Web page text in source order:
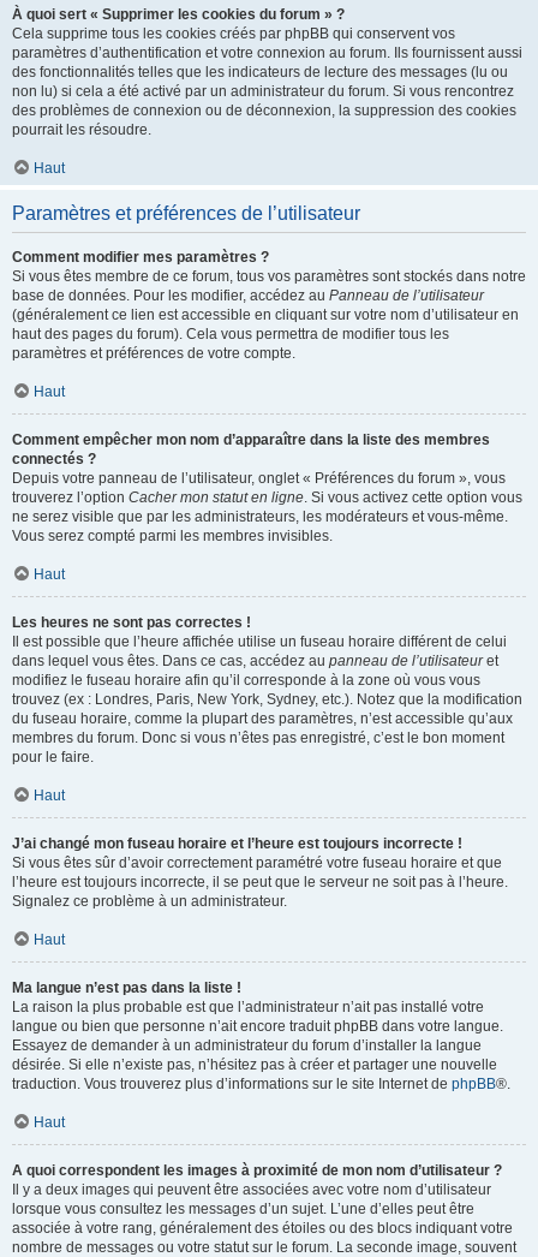
À quoi sert « Supprimer les cookies du forum » ?
Cela supprime tous les cookies créés par phpBB qui conservent vos
paramètres d’authentification et votre connexion au forum. Ils fournissent aussi
des fonctionnalités telles que les indicateurs de lecture des messages (lu ou
non lu) si cela a été activé par un administrateur du forum. Si vous rencontrez
des problèmes de connexion ou de déconnexion, la suppression des cookies
pourrait les résoudre.
Haut
Paramètres et préférences de l’utilisateur
Comment modifier mes paramètres ?
Si vous êtes membre de ce forum, tous vos paramètres sont stockés dans notre
base de données. Pour les modifier, accédez au Panneau de l’utilisateur
(généralement ce lien est accessible en cliquant sur votre nom d’utilisateur en
haut des pages du forum). Cela vous permettra de modifier tous les
paramètres et préférences de votre compte.
Haut
Comment empêcher mon nom d’apparaître dans la liste des membres
connectés ?
Depuis votre panneau de l’utilisateur, onglet « Préférences du forum », vous
trouverez l’option Cacher mon statut en ligne. Si vous activez cette option vous
ne serez visible que par les administrateurs, les modérateurs et vous-même.
Vous serez compté parmi les membres invisibles.
Haut
Les heures ne sont pas correctes !
Il est possible que l’heure affichée utilise un fuseau horaire différent de celui
dans lequel vous êtes. Dans ce cas, accédez au panneau de l’utilisateuret
modifiez le fuseau horaire afin qu’il corresponde à la zone où vous vous
trouvez (ex : Londres, Paris, New York, Sydney, etc.). Notez que la modification
du fuseau horaire, comme la plupart des paramètres, n’est accessible qu’aux
membres du forum. Donc si vous n’êtes pas enregistré, c’est le bon moment
pour le faire.
Haut
J’ai changé mon fuseau horaire et l’heure est toujours incorrecte !
Si vous êtes sûr d’avoir correctement paramétré votre fuseau horaire et que
l’heure est toujours incorrecte, il se peut que le serveur ne soit pas à l’heure.
Signalez ce problème à un administrateur.
Haut
Ma langue n’est pas dans la liste !
La raison la plus probable est que l’administrateur n’ait pas installé votre
langue ou bien que personne n’ait encore traduit phpBB dans votre langue.
Essayez de demander à un administrateur du forum d’installer la langue
désirée. Si elle n’existe pas, n’hésitez pas à créer et partager une nouvelle
traduction. Vous trouverez plus d’informations sur le site Internet de phpBB®.
Haut
A quoi correspondent les images à proximité de mon nom d’utilisateur ?
Il y a deux images qui peuvent être associées avec votre nom d’utilisateur
lorsque vous consultez les messages d’un sujet. L’une d’elles peut être
associée à votre rang, généralement des étoiles ou des blocs indiquant votre
nombre de messages ou votre statut sur le forum. La seconde image, souvent